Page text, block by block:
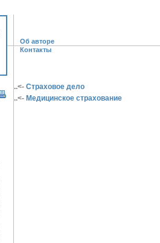
Об авторе
Контакты
..<- Страховое дело
..<- Медицинское страхование